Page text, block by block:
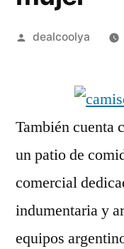
Publicado
dealcoolya
También cuenta
un patio de
comercial
indumentaria y
equipos